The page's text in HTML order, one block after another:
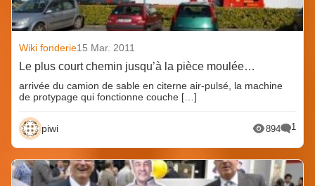
Wiki fonderie15 Mar. 2011
Le plus court chemin jusqu’à la pièce moulée…
arrivée du camion de sable en citerne air-pulsé, la machine
de protypage qui fonctionne couche […]
piwi 894 1